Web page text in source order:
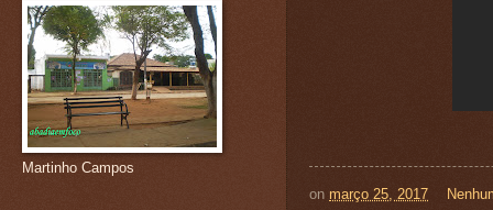
on março 25, 2017
Martinho Campos